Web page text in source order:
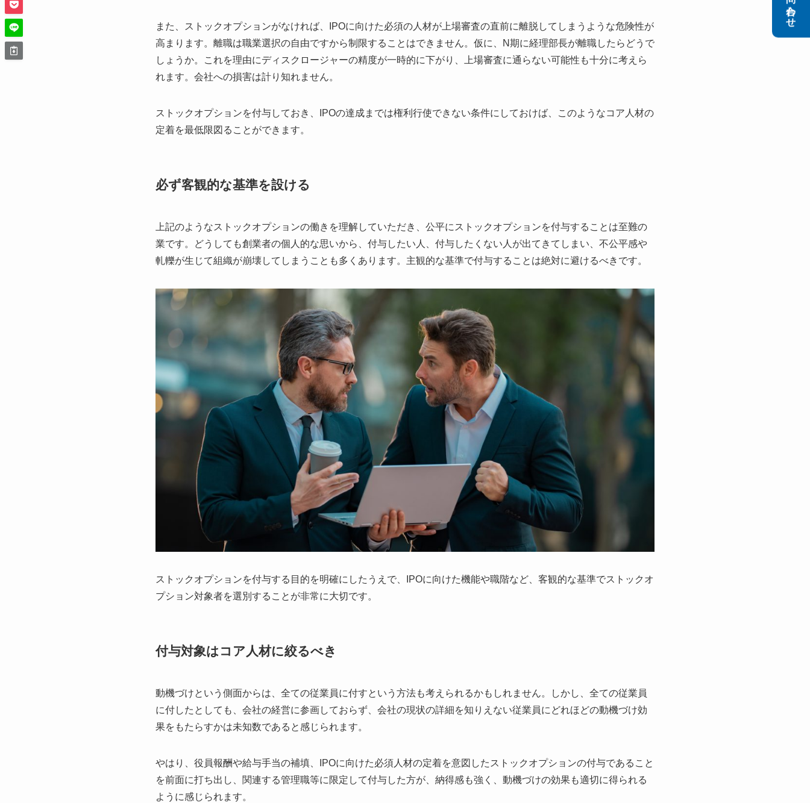
また、ストックオプションがなければ、IPOに向けた必須の人材が上場審査の直前に離脱してしまうような危険性が
高まります。離職は職業選択の自由ですから制限することはできません。仮に、N期に経理部長が離職したらどうで
しょうか。これを理由にディスクロージャーの精度が一時的に下がり、上場審査に通らない可能性も十分に考えら
れます。会社への損害は計り知れません。
ストックオプションを付与しておき、IPOの達成までは権利行使できない条件にしておけば、このようなコア人材の
定着を最低限図ることができます。
必ず客観的な基準を設ける
上記のようなストックオプションの働きを理解していただき、公平にストックオプションを付与することは至難の
業です。どうしても創業者の個人的な思いから、付与したい人、付与したくない人が出てきてしまい、不公平感や
軋轢が生じて組織が崩壊してしまうことも多くあります。主観的な基準で付与することは絶対に避けるべきです。
ストックオプションを付与する目的を明確にしたうえで、IPOに向けた機能や職階など、客観的な基準でストックオ
プション対象者を選別することが非常に大切です。
付与対象はコア人材に絞るべき
動機づけという側面からは、全ての従業員に付すという方法も考えられるかもしれません。しかし、全ての従業員
に付したとしても、会社の経営に参画しておらず、会社の現状の詳細を知りえない従業員にどれほどの動機づけ効
果をもたらすかは未知数であると感じられます。
やはり、役員報酬や給与手当の補填、IPOに向けた必須人材の定着を意図したストックオプションの付与であること
を前面に打ち出し、関連する管理職等に限定して付与した方が、納得感も強く、動機づけの効果も適切に得られる
ように感じられます。